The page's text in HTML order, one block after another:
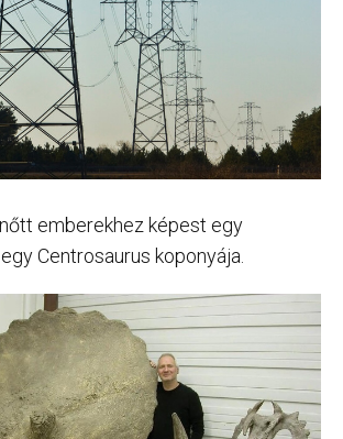
emberekhez képest egy
Centrosaurus koponyája.